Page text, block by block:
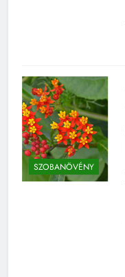
SZOBANÖVÉNY